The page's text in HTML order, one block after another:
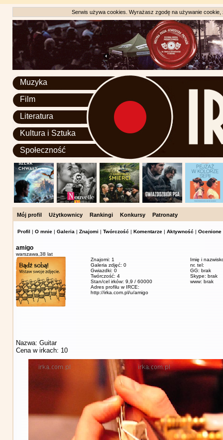
Serwis używa cookies. Wyrażasz zgodę na używanie
Muzyka
Film
Literatura
Kultura i Sztuka
Społeczność
Mój profil Użytkownicy Rankingi Konkursy Patronaty
Profil | O mnie | Galeria | Znajomi | Twórczość | Komentarze | Aktywność | Ocenione
amigo
warszawa, 38 lat
Znajomi: 1
Galeria zdjęć: 0
Gwiazdki: 0
Twórczość: 4
Stan/cel irków: 9,9 / 60000
Adres profilu w IRCE:
http://irka.com.pl/u/amigo
Imię i
nr. tel:
GG: brak
Skype: brak
www: brak
Nazwa: Guitar
Cena w irkach: 10